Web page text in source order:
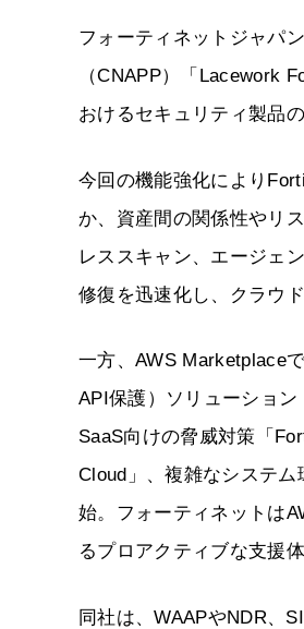
フォーティネットジャパ
（CNAPP）「Lacework
おけるセキュリティ製品
今回の機能強化により
か、資産間の関係性やリ
レススキャン、エージェ
修復を迅速化し、クラウ
一方、AWS Marketplace
API保護）ソリューショ
SaaS向けの脅威対策「
Cloud」、複雑なシステ
始。フォーティネットは
るプロアクティブな支援
同社は、WAAPやNDR、